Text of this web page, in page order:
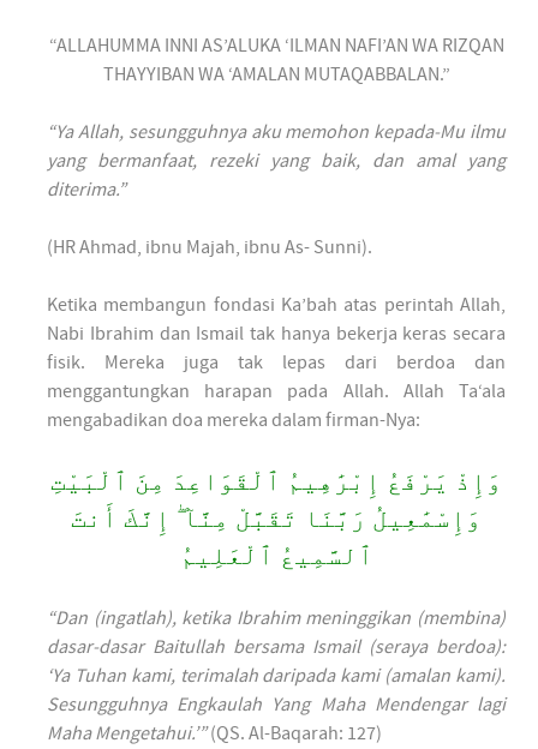
“ALLAHUMMA INNI AS’ALUKA ‘ILMAN NAFI’AN WA RIZQAN
THAYYIBAN WA ‘AMALAN MUTAQABBALAN.”
“Ya Allah, sesungguhnya aku memohon kepada-Mu ilmu
yang bermanfaat, rezeki yang baik, dan amal yang
diterima.”
(HR Ahmad, ibnu Majah, ibnu As- Sunni).
Ketika membangun fondasi Ka’bah atas perintah Allah,
Nabi Ibrahim dan Ismail tak hanya bekerja keras secara
fisik. Mereka juga tak lepas dari berdoa dan
menggantungkan harapan pada Allah. Allah Ta‘ala
mengabadikan doa mereka dalam firman-Nya:
وَإِذْ يَرْفَعُ إِبْرَٰهِيمُ ٱلْقَوَاعِدَ مِنَ ٱلْبَيْتِ
وَإِسْمَٰعِيلُ رَبَّنَا تَقَبَّلْ مِنَّآ ۖ إِنَّكَ أَنتَ
ٱلسَّمِيعُ ٱلْعَلِيمُ
“Dan (ingatlah), ketika Ibrahim meninggikan (membina)
dasar-dasar Baitullah bersama Ismail (seraya berdoa):
‘Ya Tuhan kami, terimalah daripada kami (amalan kami).
Sesungguhnya Engkaulah Yang Maha Mendengar lagi
Maha Mengetahui.’”(QS. Al-Baqarah: 127)